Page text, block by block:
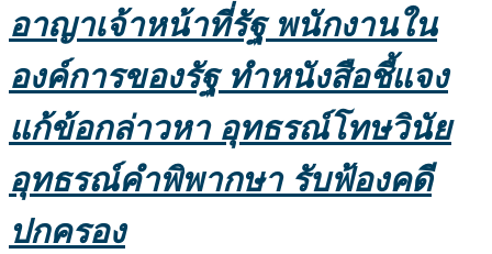
อาญาเจ้าหน้าที่รัฐ พนักงานใน
องค์การของรัฐทำหนังสือชี้แจง
แก้ข้อกล่าวหา อุทธรณ์โทษวินัย
อุทธรณ์คำพิพากษา รับฟ้องคดี
ปกครอง